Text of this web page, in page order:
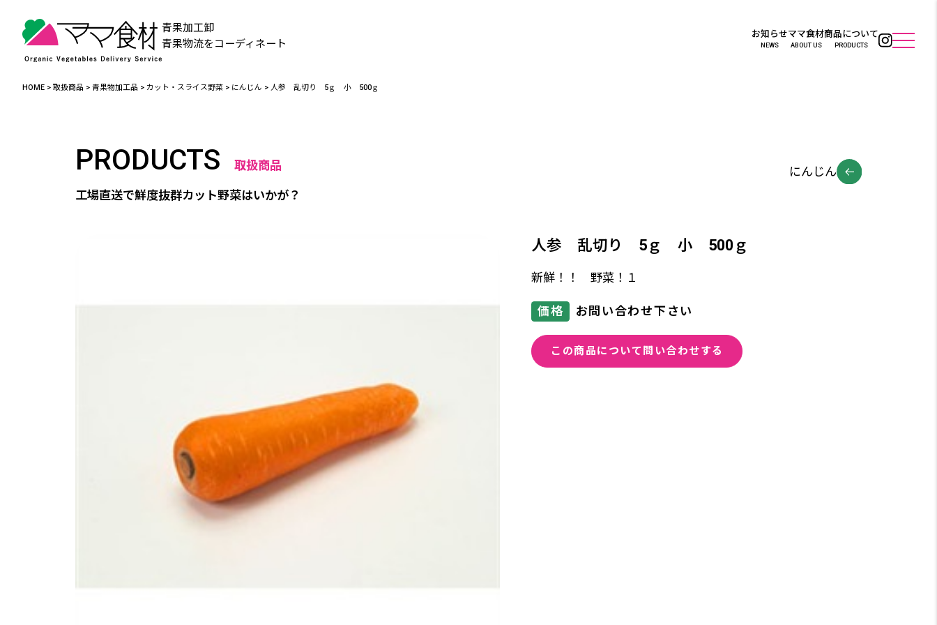
青果加工卸
青果物流をコーディネート
お知らせ
NEWS
ママ食材
ABOUT US
商品について
PRODUCTS
HOME >取扱商品 >青果物加工品 > カット・スライス野菜 > にんじん > 人参 乱切り 5ｇ 小 500ｇ
PRODUCTS 取扱商品
工場直送で鮮度抜群カット野菜はいかが？
にんじん
人参 乱切り 5ｇ 小 500ｇ
新鮮！！ 野菜！１
価格 お問い合わせ下さい
この商品について問い合わせする